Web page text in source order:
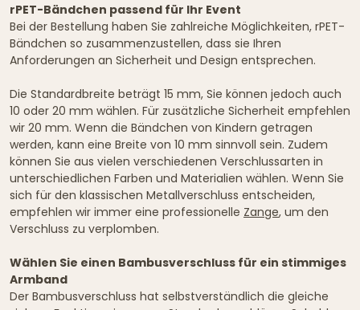
rPET-Bändchen passend für Ihr Event
Bei der Bestellung haben Sie zahlreiche Möglichkeiten, rPET-
Bändchen so zusammenzustellen, dass sie Ihren
Anforderungen an Sicherheit und Design entsprechen.
Die Standardbreite beträgt 15 mm, Sie können jedoch auch
10 oder 20 mm wählen. Für zusätzliche Sicherheit empfehlen
wir 20 mm. Wenn die Bändchen von Kindern getragen
werden, kann eine Breite von 10 mm sinnvoll sein. Zudem
können Sie aus vielen verschiedenen Verschlussarten in
unterschiedlichen Farben und Materialien wählen. Wenn Sie
sich für den klassischen Metallverschluss entscheiden,
empfehlen wir immer eine professionelle Zange, um den
Verschluss zu verplomben.
Wählen Sie einen Bambusverschluss für ein stimmiges
Armband
Der Bambusverschluss hat selbstverständlich die gleiche